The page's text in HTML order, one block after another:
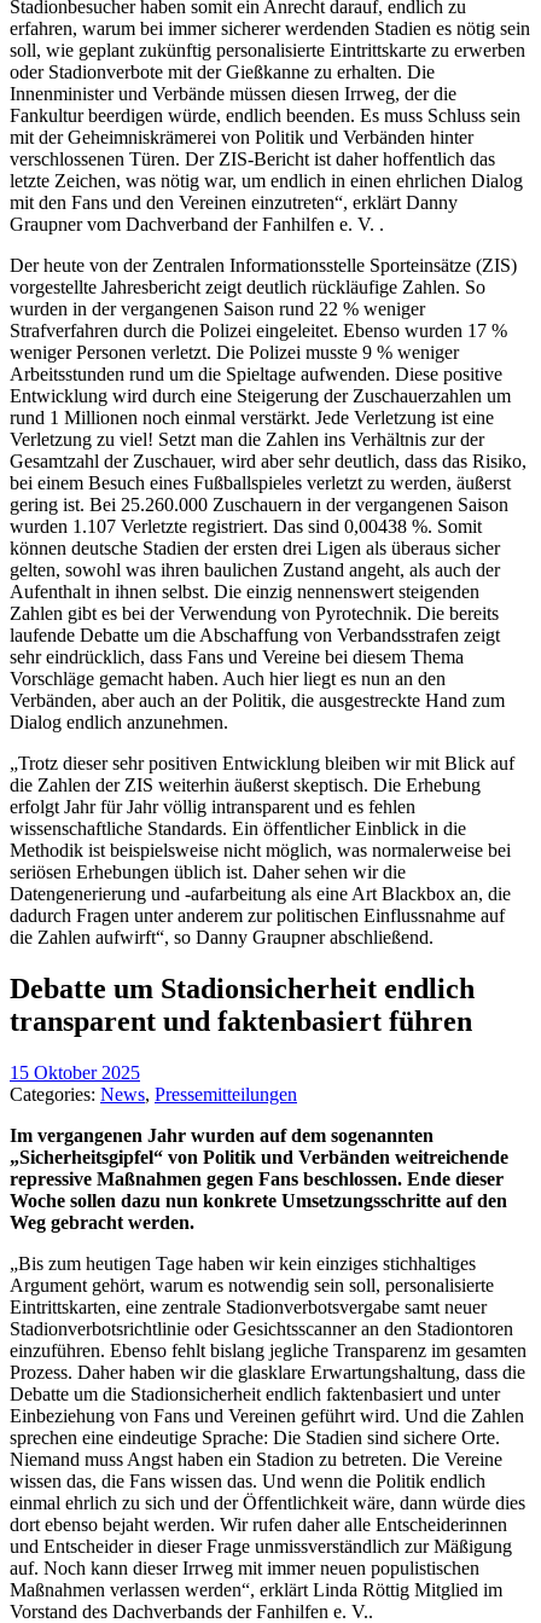
Stadionbesucher haben somit ein Anrecht darauf, endlich zu
erfahren, warum bei immer sicherer werdenden Stadien es nötig sein
soll, wie geplant zukünftig personalisierte Eintrittskarte zu erwerben
oder Stadionverbote mit der Gießkanne zu erhalten. Die
Innenminister und Verbände müssen diesen Irrweg, der die
Fankultur beerdigen würde, endlich beenden. Es muss Schluss sein
mit der Geheimniskrämerei von Politik und Verbänden hinter
verschlossenen Türen. Der ZIS-Bericht ist daher hoffentlich das
letzte Zeichen, was nötig war, um endlich in einen ehrlichen Dialog
mit den Fans und den Vereinen einzutreten“, erklärt Danny
Graupner vom Dachverband der Fanhilfen e. V. .
Der heute von der Zentralen Informationsstelle Sporteinsätze (ZIS)
vorgestellte Jahresbericht zeigt deutlich rückläufige Zahlen. So
wurden in der vergangenen Saison rund 22 % weniger
Strafverfahren durch die Polizei eingeleitet. Ebenso wurden 17 %
weniger Personen verletzt. Die Polizei musste 9 % weniger
Arbeitsstunden rund um die Spieltage aufwenden. Diese positive
Entwicklung wird durch eine Steigerung der Zuschauerzahlen um
rund 1 Millionen noch einmal verstärkt. Jede Verletzung ist eine
Verletzung zu viel! Setzt man die Zahlen ins Verhältnis zur der
Gesamtzahl der Zuschauer, wird aber sehr deutlich, dass das Risiko,
bei einem Besuch eines Fußballspieles verletzt zu werden, äußerst
gering ist. Bei 25.260.000 Zuschauern in der vergangenen Saison
wurden 1.107 Verletzte registriert. Das sind 0,00438 %. Somit
können deutsche Stadien der ersten drei Ligen als überaus sicher
gelten, sowohl was ihren baulichen Zustand angeht, als auch der
Aufenthalt in ihnen selbst. Die einzig nennenswert steigenden
Zahlen gibt es bei der Verwendung von Pyrotechnik. Die bereits
laufende Debatte um die Abschaffung von Verbandsstrafen zeigt
sehr eindrücklich, dass Fans und Vereine bei diesem Thema
Vorschläge gemacht haben. Auch hier liegt es nun an den
Verbänden, aber auch an der Politik, die ausgestreckte Hand zum
Dialog endlich anzunehmen.
„Trotz dieser sehr positiven Entwicklung bleiben wir mit Blick auf
die Zahlen der ZIS weiterhin äußerst skeptisch. Die Erhebung
erfolgt Jahr für Jahr völlig intransparent und es fehlen
wissenschaftliche Standards. Ein öffentlicher Einblick in die
Methodik ist beispielsweise nicht möglich, was normalerweise bei
seriösen Erhebungen üblich ist. Daher sehen wir die
Datengenerierung und -aufarbeitung als eine Art Blackbox an, die
dadurch Fragen unter anderem zur politischen Einflussnahme auf
die Zahlen aufwirft“, so Danny Graupner abschließend.
Debatte um Stadionsicherheit endlich
transparent und faktenbasiert führen
15 Oktober 2025
Categories: News, Pressemitteilungen
Im vergangenen Jahr wurden auf dem sogenannten
„Sicherheitsgipfel“ von Politik und Verbänden weitreichende
repressive Maßnahmen gegen Fans beschlossen. Ende dieser
Woche sollen dazu nun konkrete Umsetzungsschritte auf den
Weg gebracht werden.
„Bis zum heutigen Tage haben wir kein einziges stichhaltiges
Argument gehört, warum es notwendig sein soll, personalisierte
Eintrittskarten, eine zentrale Stadionverbotsvergabe samt neuer
Stadionverbotsrichtlinie oder Gesichtsscanner an den Stadiontoren
einzuführen. Ebenso fehlt bislang jegliche Transparenz im gesamten
Prozess. Daher haben wir die glasklare Erwartungshaltung, dass die
Debatte um die Stadionsicherheit endlich faktenbasiert und unter
Einbeziehung von Fans und Vereinen geführt wird. Und die Zahlen
sprechen eine eindeutige Sprache: Die Stadien sind sichere Orte.
Niemand muss Angst haben ein Stadion zu betreten. Die Vereine
wissen das, die Fans wissen das. Und wenn die Politik endlich
einmal ehrlich zu sich und der Öffentlichkeit wäre, dann würde dies
dort ebenso bejaht werden. Wir rufen daher alle Entscheiderinnen
und Entscheider in dieser Frage unmissverständlich zur Mäßigung
auf. Noch kann dieser Irrweg mit immer neuen populistischen
Maßnahmen verlassen werden“, erklärt Linda Röttig Mitglied im
Vorstand des Dachverbands der Fanhilfen e. V..